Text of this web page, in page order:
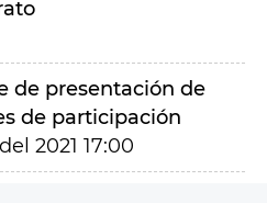
de presentación de
de participación
2021 17:00